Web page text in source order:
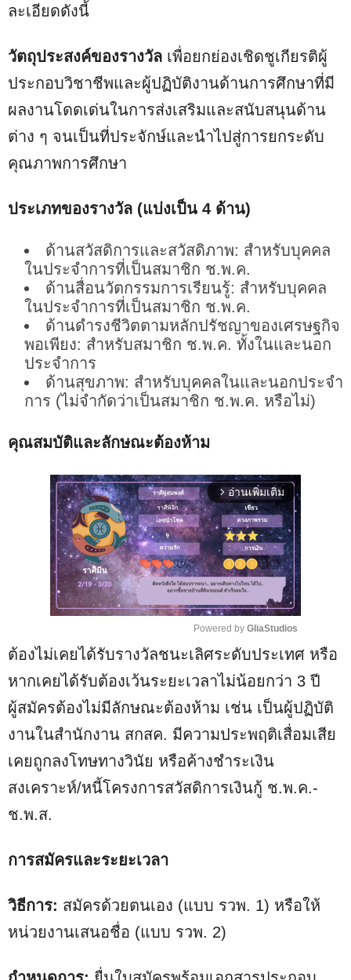
ละเอียดดังนี้
วัตถุประสงค์ของรางวัล เพื่อยกย่องเชิดชูเกียรติผู้
ประกอบวิชาชีพและผู้ปฏิบัติงานด้านการศึกษาที่มี
ผลงานโดดเด่นในการส่งเสริมและสนับสนุนด้าน
ต่าง ๆ จนเป็นที่ประจักษ์และนำไปสู่การยกระดับ
คุณภาพการศึกษา
ประเภทของรางวัล (แบ่งเป็น 4 ด้าน)
ด้านสวัสดิการและสวัสดิภาพ: สำหรับบุคคล
ในประจำการที่เป็นสมาชิก ช.พ.ค.
ด้านสื่อนวัตกรรมการเรียนรู้: สำหรับบุคคล
ในประจำการที่เป็นสมาชิก ช.พ.ค.
ด้านดำรงชีวิตตามหลักปรัชญาของเศรษฐกิจ
พอเพียง: สำหรับสมาชิก ช.พ.ค. ทั้งในและนอก
ประจำการ
ด้านสุขภาพ: สำหรับบุคคลในและนอกประจำ
การ (ไม่จำกัดว่าเป็นสมาชิก ช.พ.ค. หรือไม่)
คุณสมบัติและลักษณะต้องห้าม
arrow_forward_ios อ่านเพิ่มเติม
M
u
e
Powered by GliaStudios
ต้องไม่เคยได้รับรางวัลชนะเลิศระดับประเทศ หรือ
หากเคยได้รับต้องเว้นระยะเวลาไม่น้อยกว่า 3 ปี
ผู้สมัครต้องไม่มีลักษณะต้องห้าม เช่น เป็นผู้ปฏิบัติ
งานในสำนักงาน สกสค. มีความประพฤติเสื่อมเสีย
เคยถูกลงโทษทางวินัย หรือค้างชำระเงิน
สงเคราะห์/หนี้โครงการสวัสดิการเงินกู้ ช.พ.ค.-
ช.พ.ส.
การสมัครและระยะเวลา
วิธีการ: สมัครด้วยตนเอง (แบบ รวพ. 1) หรือให้
หน่วยงานเสนอชื่อ (แบบ รวพ. 2)